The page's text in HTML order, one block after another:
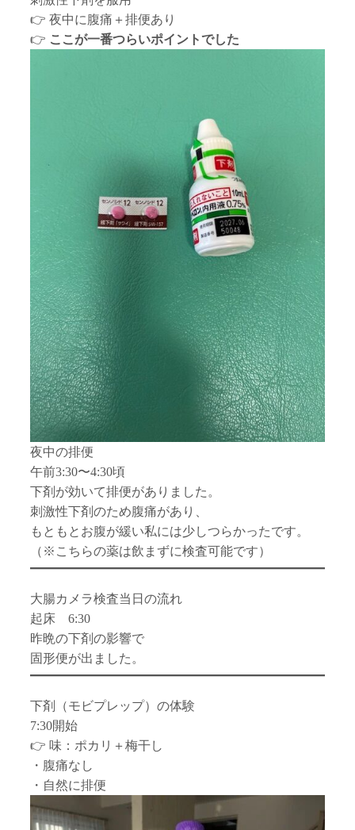
👉 夜中に腹痛＋排便あり
👉 ここが一番つらいポイントでした
夜中の排便
午前3:30〜4:30頃
下剤が効いて排便がありました。
刺激性下剤のため腹痛があり、
もともとお腹が緩い私には少しつらかったです。
（※こちらの薬は飲まずに検査可能です）
大腸カメラ検査当日の流れ
起床 6:30
昨晩の下剤の影響で
固形便が出ました。
下剤（モビプレップ）の体験
7:30開始
👉 味：ポカリ＋梅干し
・腹痛なし
・自然に排便